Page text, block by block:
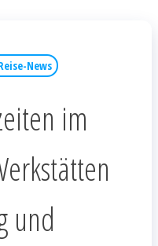
News
im
und